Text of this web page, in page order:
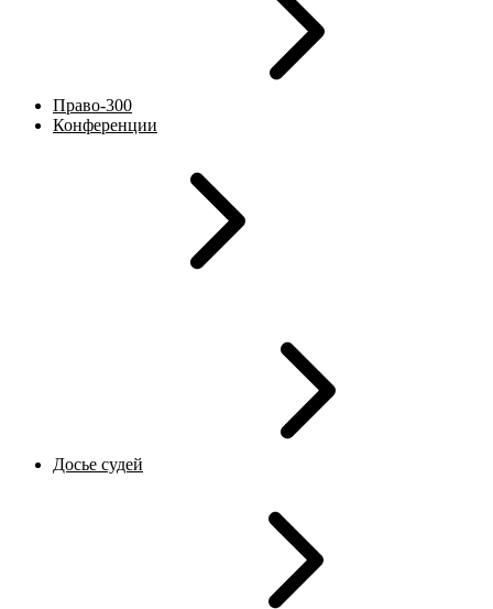
Право-300
Конференции
Досье судей